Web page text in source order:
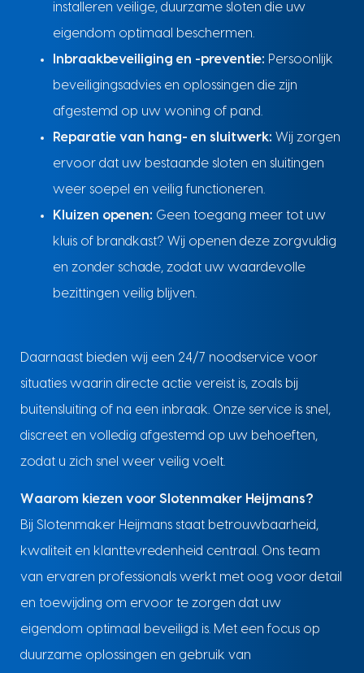
installeren veilige, duurzame sloten die uw
eigendom optimaal beschermen.
Inbraakbeveiliging en -preventie: Persoonlijk
beveiligingsadvies en oplossingen die zijn
afgestemd op uw woning of pand.
Reparatie van hang- en sluitwerk: Wij zorgen
ervoor dat uw bestaande sloten en sluitingen
weer soepel en veilig functioneren.
Kluizen openen: Geen toegang meer tot uw
kluis of brandkast? Wij openen deze zorgvuldig
en zonder schade, zodat uw waardevolle
bezittingen veilig blijven.
Daarnaast bieden wij een 24/7 noodservice voor
situaties waarin directe actie vereist is, zoals bij
buitensluiting of na een inbraak. Onze service is snel,
discreet en volledig afgestemd op uw behoeften,
zodat u zich snel weer veilig voelt.
Waarom kiezen voor Slotenmaker Heijmans?
Bij Slotenmaker Heijmans staat betrouwbaarheid,
kwaliteit en klanttevredenheid centraal. Ons team
van ervaren professionals werkt met oog voor detail
en toewijding om ervoor te zorgen dat uw
eigendom optimaal beveiligd is. Met een focus op
duurzame oplossingen en gebruik van